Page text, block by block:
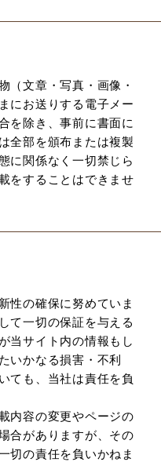
（文章・写真・画像・
にお送りする電子メー
を除き、事前に書面に
全部を頒布または複製
に関係なく一切禁じら
をすることはできませ
性の確保に努めていま
て一切の保証を与える
当サイト内の情報もし
いかなる損害・不利
ても、当社は責任を負
内容の変更やページの
合がありますが、その
切の責任を負いかねま